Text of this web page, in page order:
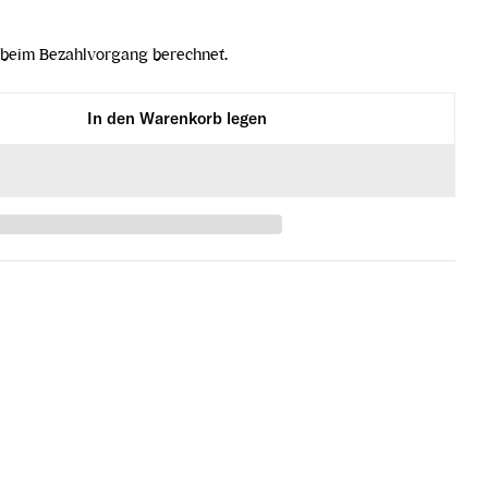
Bezahlvorgang berechnet.
Brand Reserve verringern
Williams Brand Reserve erhöhen
In den Warenkorb legen